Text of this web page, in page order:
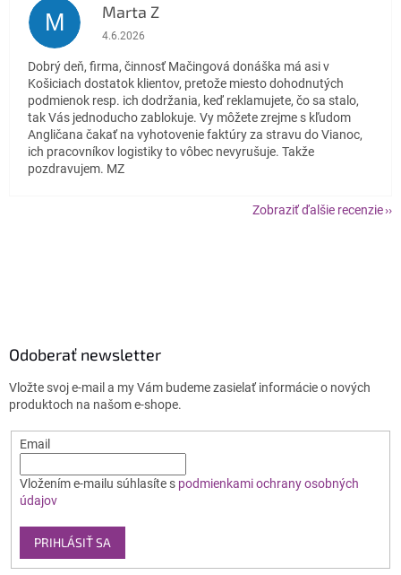
M Marta Z
Hodnotenie obchodu je 1 z 5 hviezdičiek.
4.6.2026
Dobrý deň, firma, činnosť Mačingová donáška má asi v
Košiciach dostatok klientov, pretože miesto dohodnutých
podmienok resp. ich dodržania, keď reklamujete, čo sa stalo,
tak Vás jednoducho zablokuje. Vy môžete zrejme s kľudom
Angličana čakať na vyhotovenie faktúry za stravu do Vianoc,
ich pracovníkov logistiky to vôbec nevyrušuje. Takže
pozdravujem. MZ
Zobraziť ďalšie recenzie
Odoberať newsletter
Vložte svoj e-mail a my Vám budeme zasielať informácie o nových
produktoch na našom e-shope.
Email
Vložením e-mailu súhlasíte s podmienkami ochrany osobných
údajov
PRIHLÁSIŤ SA